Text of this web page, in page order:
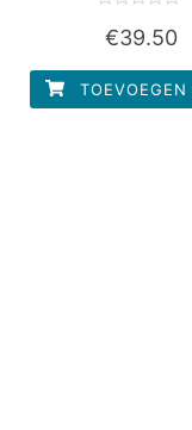
0
uit
5
€39.50